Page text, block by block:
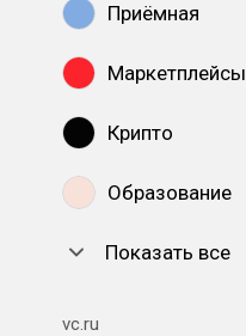
Приёмная
Маркетплейсы
Крипто
Образование
Показать все
vc.ru